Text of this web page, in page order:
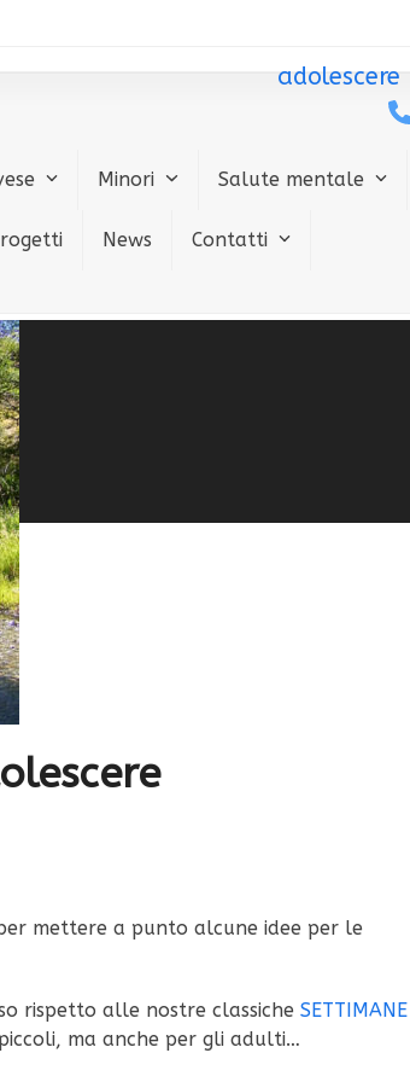
adolescere
Minori Salute mentale
News Contatti
mettere a punto alcune idee per le
rispetto alle nostre classiche SETTIMANE
ma anche per gli adulti…